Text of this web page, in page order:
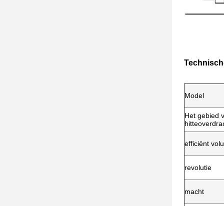
Model
Het gebied
efficiënt
revolutie
macht